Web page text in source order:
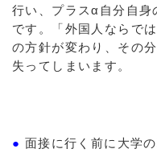
行い、プラスα自分自身
です。「外国人ならで
の方針が変わり、その
失ってしまいます。
● 面接に行く前に大学